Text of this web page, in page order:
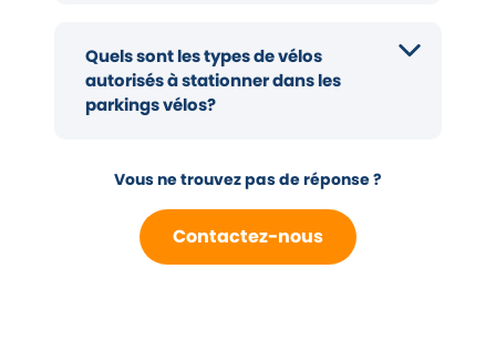
Quels sont les types de vélos
autorisés à stationner dans les
parkings vélos?
Vous ne trouvez pas de réponse ?
Contactez-nous